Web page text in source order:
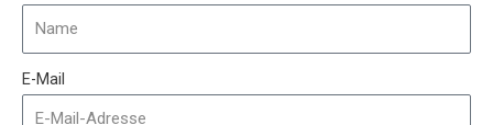
E-Mail